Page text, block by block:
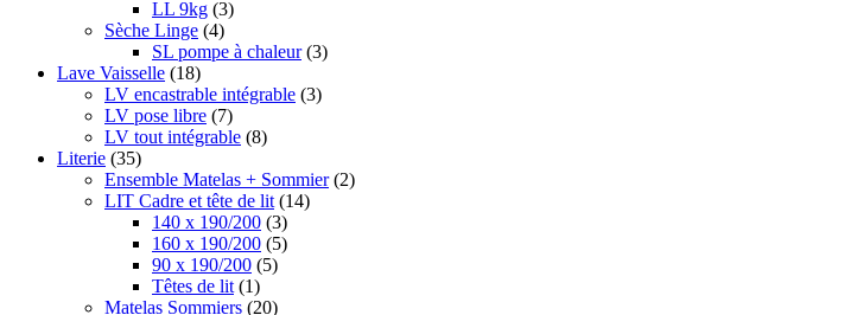
LL 9kg (3)
Sèche Linge (4)
SL pompe à chaleur (3)
Lave Vaisselle (18)
LV encastrable intégrable (3)
LV pose libre (7)
LV tout intégrable (8)
Literie (35)
Ensemble Matelas + Sommier (2)
LIT Cadre et tête de lit (14)
140 x 190/200 (3)
160 x 190/200 (5)
90 x 190/200 (5)
Têtes de lit (1)
Matelas Sommiers (20)